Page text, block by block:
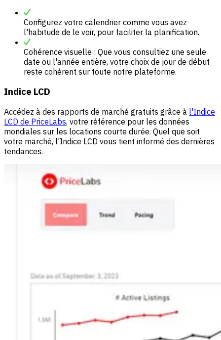
Configurez votre calendrier comme vous avez
l'habitude de le voir, pour faciliter la planification.
Cohérence visuelle : Que vous consultiez une seule
date ou l'année entière, votre choix de jour de début
reste cohérent sur toute notre plateforme.
Indice LCD
Accédez à des rapports de marché gratuits grâce à l'Indice
LCD de PriceLabs, votre référence pour les données
mondiales sur les locations courte durée. Quel que soit
votre marché, l'Indice LCD vous tient informé des dernières
tendances.